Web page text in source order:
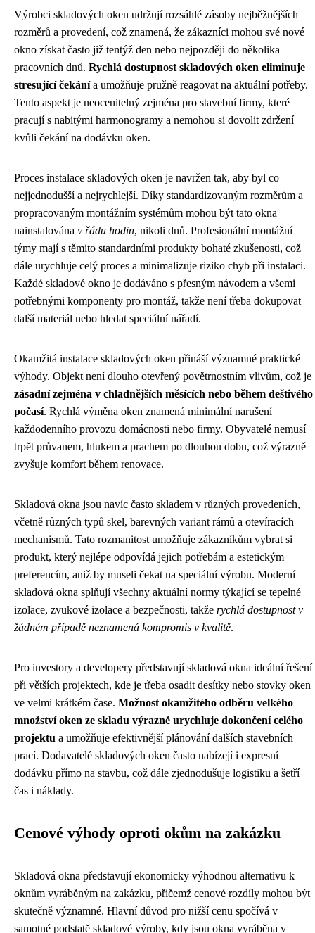
Výrobci skladových oken udržují rozsáhlé zásoby nejběžnějších
rozměrů a provedení, což znamená, že zákazníci mohou své nové
okno získat často již tentýž den nebo nejpozději do několika
pracovních dnů. Rychlá dostupnost skladových oken eliminuje
stresující čekánía umožňuje pružně reagovat na aktuální potřeby.
Tento aspekt je neocenitelný zejména pro stavební firmy, které
pracují s nabitými harmonogramy a nemohou si dovolit zdržení
kvůli čekání na dodávku oken.
Proces instalace skladových oken je navržen tak, aby byl co
nejjednodušší a nejrychlejší. Díky standardizovaným rozměrům a
propracovaným montážním systémům mohou být tato okna
nainstalována v řádu hodin, nikoli dnů. Profesionální montážní
týmy mají s těmito standardními produkty bohaté zkušenosti, což
dále urychluje celý proces a minimalizuje riziko chyb při instalaci.
Každé skladové okno je dodáváno s přesným návodem a všemi
potřebnými komponenty pro montáž, takže není třeba dokupovat
další materiál nebo hledat speciální nářadí.
Okamžitá instalace skladových oken přináší významné praktické
výhody. Objekt není dlouho otevřený povětrnostním vlivům, což je
zásadní zejména v chladnějších měsících nebo během deštivého
počasí. Rychlá výměna oken znamená minimální narušení
každodenního provozu domácnosti nebo firmy. Obyvatelé nemusí
trpět průvanem, hlukem a prachem po dlouhou dobu, což výrazně
zvyšuje komfort během renovace.
Skladová okna jsou navíc často skladem v různých provedeních,
včetně různých typů skel, barevných variant rámů a otevíracích
mechanismů. Tato rozmanitost umožňuje zákazníkům vybrat si
produkt, který nejlépe odpovídá jejich potřebám a estetickým
preferencím, aniž by museli čekat na speciální výrobu. Moderní
skladová okna splňují všechny aktuální normy týkající se tepelné
izolace, zvukové izolace a bezpečnosti, takže rychlá dostupnost v
žádném případě neznamená kompromis v kvalitě.
Pro investory a developery představují skladová okna ideální řešení
při větších projektech, kde je třeba osadit desítky nebo stovky oken
ve velmi krátkém čase. Možnost okamžitého odběru velkého
množství oken ze skladu výrazně urychluje dokončení celého
projektu a umožňuje efektivnější plánování dalších stavebních
prací. Dodavatelé skladových oken často nabízejí i expresní
dodávku přímo na stavbu, což dále zjednodušuje logistiku a šetří
čas i náklady.
Cenové výhody oproti okům na zakázku
Skladová okna představují ekonomicky výhodnou alternativu k
oknům vyráběným na zakázku, přičemž cenové rozdíly mohou být
skutečně významné. Hlavní důvod pro nižší cenu spočívá v
samotné podstatě skladové výroby, kdy jsou okna vyráběna v